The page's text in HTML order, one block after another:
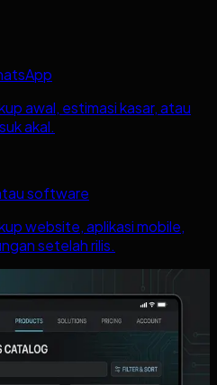
awal, estimasi kasar, atau
akal.
software
website, aplikasi mobile,
setelah rilis.
relevan